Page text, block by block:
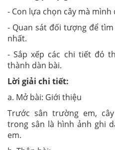
- Con lựa chọn cây mà mình
- Quan sát đối tượng để
nhất.
- Sắp xếp các chi tiết đó
thành dàn bài.
Lời giải chi tiết:
a. Mở bài: Giới thiệu
Trước sân trường em,
trong sân là hình ảnh ghi
em.